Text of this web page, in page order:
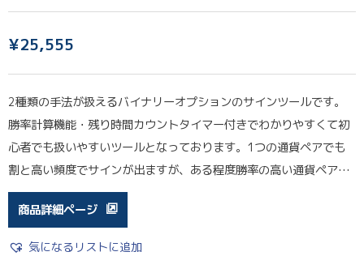
¥25,555
2種類の手法が扱えるバイナリーオプションのサインツールです。
勝率計算機能・残り時間カウントタイマー付きでわかりやすくて初
心者でも扱いやすいツールとなっております。1つの通貨ペアでも
割と高い頻度でサインが出ますが、ある程度勝率の高い通貨ペア…
商品詳細ページ
気になるリストに追加